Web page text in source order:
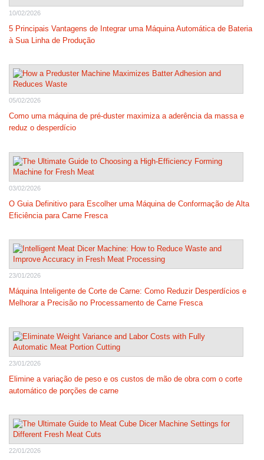
10/02/2026
5 Principais Vantagens de Integrar uma Máquina Automática de Bateria
à Sua Linha de Produção
05/02/2026
Como uma máquina de pré-duster maximiza a aderência da massa e
reduz o desperdício
03/02/2026
O Guia Definitivo para Escolher uma Máquina de Conformação de Alta
Eficiência para Carne Fresca
23/01/2026
Máquina Inteligente de Corte de Carne: Como Reduzir Desperdícios e
Melhorar a Precisão no Processamento de Carne Fresca
23/01/2026
Elimine a variação de peso e os custos de mão de obra com o corte
automático de porções de carne
22/01/2026